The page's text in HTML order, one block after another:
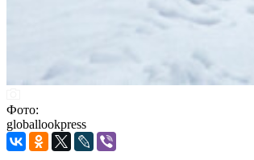
Фото:
globallookpress